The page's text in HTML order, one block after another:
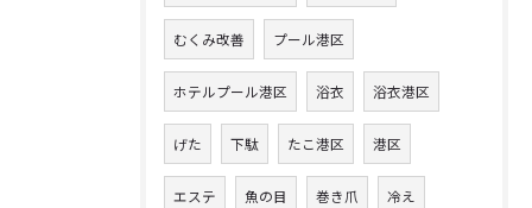
むくみ改善 プール港区
ホテルプール港区 浴衣 浴衣港区
げた 下駄 たこ港区 港区
エステ 魚の目 巻き爪 冷え